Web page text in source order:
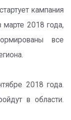
кампания
2018 года,
все
2018 года.
в области.